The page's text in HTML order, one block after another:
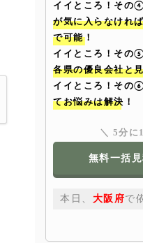
イイところ！その④
が気に入らなけれ
で可能！
イイところ！その⑤
各県の優良会社と
イイところ！その⑥
てお悩みは解決！
＼ 5分に
無料一括
本日、 大阪府で